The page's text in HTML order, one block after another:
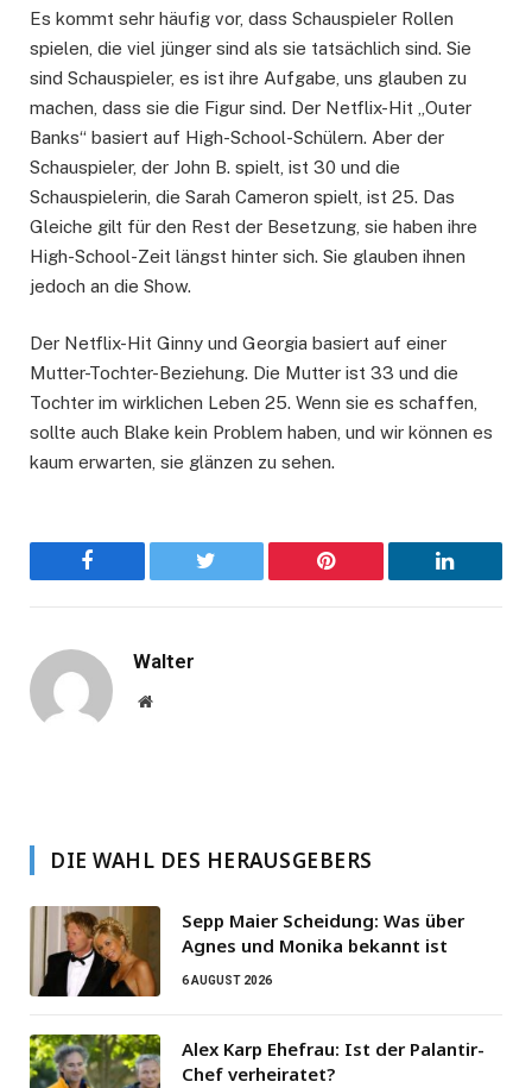
Es kommt sehr häufig vor, dass Schauspieler Rollen
spielen, die viel jünger sind als sie tatsächlich sind. Sie
sind Schauspieler, es ist ihre Aufgabe, uns glauben zu
machen, dass sie die Figur sind. Der Netflix-Hit „Outer
Banks“ basiert auf High-School-Schülern. Aber der
Schauspieler, der John B. spielt, ist 30 und die
Schauspielerin, die Sarah Cameron spielt, ist 25. Das
Gleiche gilt für den Rest der Besetzung, sie haben ihre
High-School-Zeit längst hinter sich. Sie glauben ihnen
jedoch an die Show.
Der Netflix-Hit Ginny und Georgia basiert auf einer
Mutter-Tochter-Beziehung. Die Mutter ist 33 und die
Tochter im wirklichen Leben 25. Wenn sie es schaffen,
sollte auch Blake kein Problem haben, und wir können es
kaum erwarten, sie glänzen zu sehen.
Facebook Twitter Pinterest LinkedIn
Walter
Website
DIE WAHL DES HERAUSGEBERS
Sepp Maier Scheidung: Was über
Agnes und Monika bekannt ist
6 AUGUST 2026
Alex Karp Ehefrau: Ist der Palantir-
Chef verheiratet?